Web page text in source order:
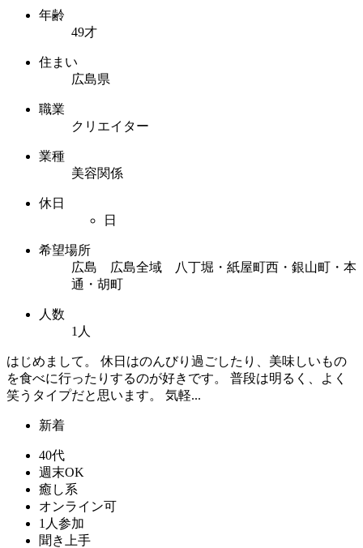
年齢
49才
住まい
広島県
職業
クリエイター
業種
美容関係
休日
日
希望場所
広島 広島全域 八丁堀・紙屋町西・銀山町・本
通・胡町
人数
1人
はじめまして。 休日はのんびり過ごしたり、美味しいもの
を食べに行ったりするのが好きです。 普段は明るく、よく
笑うタイプだと思います。 気軽...
新着
40代
週末OK
癒し系
オンライン可
1人参加
聞き上手